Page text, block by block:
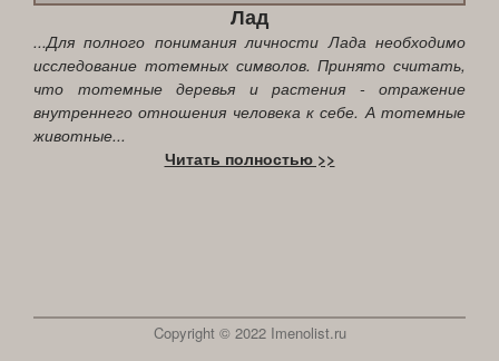
Лад
...Для полного понимания личности Лада необходимо
исследование тотемных символов. Принято считать,
что тотемные деревья и растения - отражение
внутреннего отношения человека к себе. А тотемные
животные...
Читать полностью >>
Copyright © 2022 Imenolist.ru